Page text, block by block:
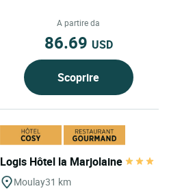
A partire da
86.69 USD
Scoprire
Logis Hôtel la Marjolaine
Moulay31 km